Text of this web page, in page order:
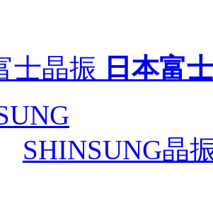
士晶振 日本富
SHINSUNG晶